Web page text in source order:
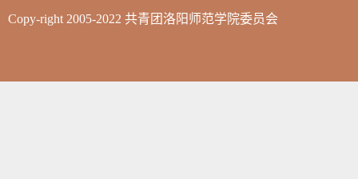
Copy-right 2005-2022 共青团洛阳师范学院委员会